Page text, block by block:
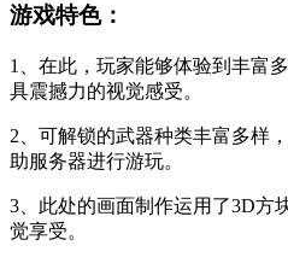
游戏特色：
1、在此，玩家能够体验到丰富
具震撼力的视觉感受。
2、可解锁的武器种类丰富多样
助服务器进行游玩。
3、此处的画面制作运用了3D方
觉享受。